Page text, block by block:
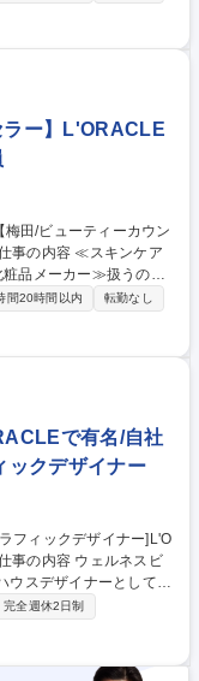
■お客様の肌
品のご提案・販売■店
客づくり■商品ディスプ
へのフォローや関係構
）」を提案し、お客様の
時間が長く、お客様一
の企業
ラー】L'ORACLE
粧品メーカー≫扱うのは
い、より美しく心の豊
■お客様の肌
品のご提案・販売■店
客づくり■商品ディスプ
へのフォローや関係構
）」を提案し、お客様の
時間が長く、お客様一
メーカー
間20時間以内
転勤なし
で有名/自社
ックデザイナー
ウスデザイナーとして、
作を担当いただきま
す。 ■製品パン
、ECサイト等のWEBデ
ツールのデザイン、空
完全週休2日制